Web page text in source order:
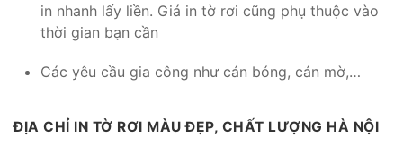
in nhanh lấy liền. Giá in tờ rơi cũng phụ thuộc vào
thời gian bạn cần
Các yêu cầu gia công như cán bóng, cán mờ,…
ĐỊA CHỈ IN TỜ RƠI MÀU ĐẸP, CHẤT LƯỢNG HÀ NỘI